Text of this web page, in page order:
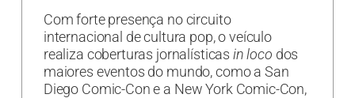
Com forte presença no circuito
internacional de cultura pop, o veículo
realiza coberturas jornalísticas in loco dos
maiores eventos do mundo, como a San
Diego Comic-Con e a New York Comic-Con,